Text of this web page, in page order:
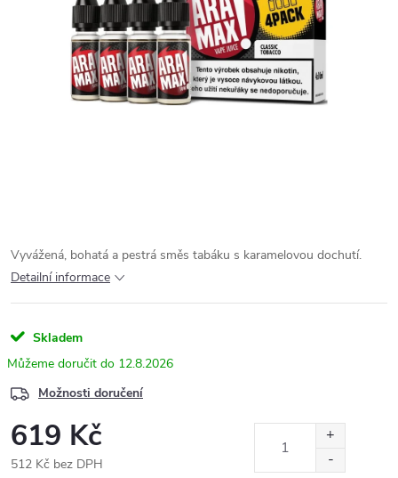
Vyvážená, bohatá a pestrá směs tabáku s karamelovou dochutí.
Detailní informace
Skladem
12.8.2026
Možnosti doručení
619 Kč
512 Kč bez DPH